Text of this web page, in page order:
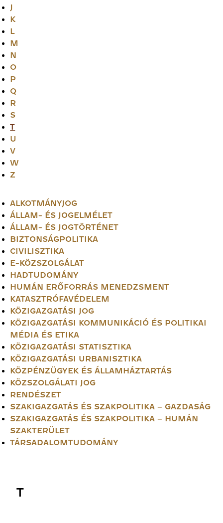
J
K
L
M
N
O
P
Q
R
S
T
U
V
W
Z
ALKOTMÁNYJOG
ÁLLAM- ÉS JOGELMÉLET
ÁLLAM- ÉS JOGTÖRTÉNET
BIZTONSÁGPOLITIKA
CIVILISZTIKA
E-KÖZSZOLGÁLAT
HADTUDOMÁNY
HUMÁN ERŐFORRÁS MENEDZSMENT
KATASZTRÓFAVÉDELEM
KÖZIGAZGATÁSI JOG
KÖZIGAZGATÁSI KOMMUNIKÁCIÓ ÉS POLITIKAI
MÉDIA ÉS ETIKA
KÖZIGAZGATÁSI STATISZTIKA
KÖZIGAZGATÁSI URBANISZTIKA
KÖZPÉNZÜGYEK ÉS ÁLLAMHÁZTARTÁS
KÖZSZOLGÁLATI JOG
RENDÉSZET
SZAKIGAZGATÁS ÉS SZAKPOLITIKA – GAZDASÁG
SZAKIGAZGATÁS ÉS SZAKPOLITIKA – HUMÁN
SZAKTERÜLET
TÁRSADALOMTUDOMÁNY
T